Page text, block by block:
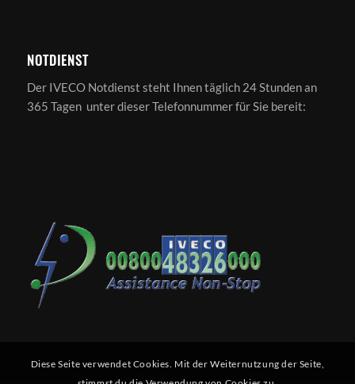
NOTDIENST
Der IVECO Notdienst steht Ihnen täglich 24 Stunden an
365 Tagen unter dieser Telefonnummer für Sie bereit:
Diese Seite verwendet Cookies. Mit der Weiternutzung der Seite,